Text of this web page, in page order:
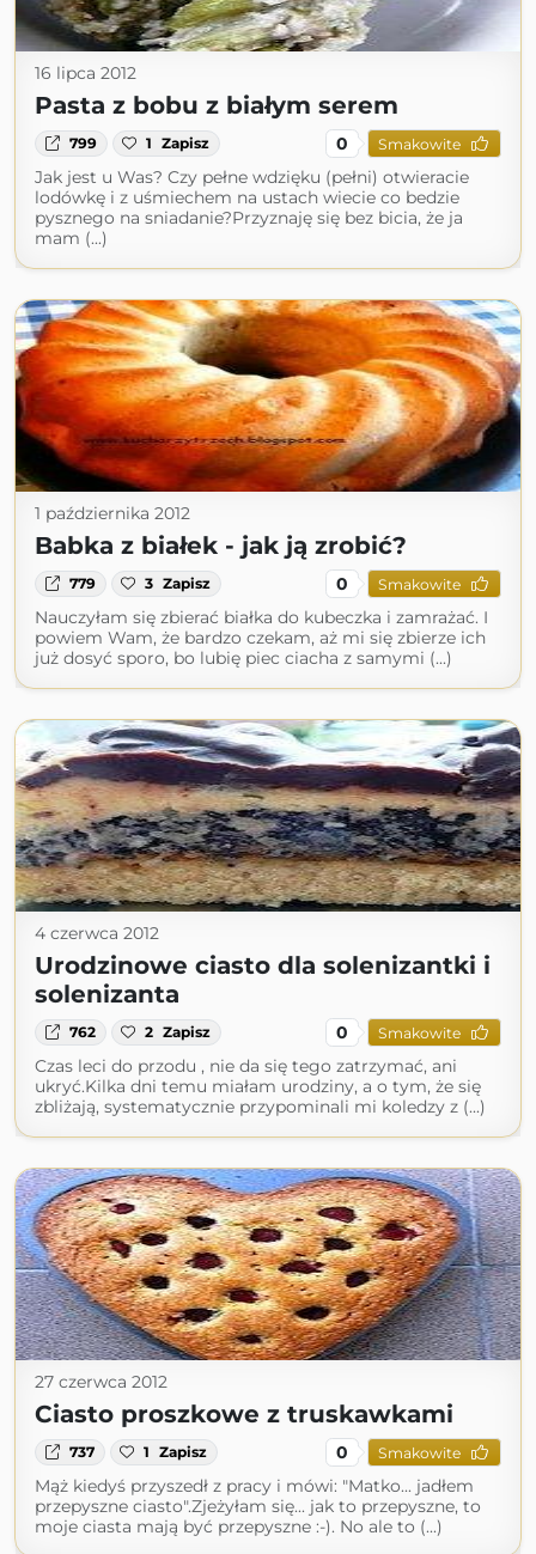
16 lipca 2012
Pasta z bobu z białym serem
799 1 Zapisz 0 Smakowite
Jak jest u Was? Czy pełne wdzięku (pełni) otwieracie
lodówkę i z uśmiechem na ustach wiecie co bedzie
pysznego na sniadanie?Przyznaję się bez bicia, że ja
mam (...)
1 października 2012
Babka z białek - jak ją zrobić?
779 3 Zapisz 0 Smakowite
Nauczyłam się zbierać białka do kubeczka i zamrażać. I
powiem Wam, że bardzo czekam, aż mi się zbierze ich
już dosyć sporo, bo lubię piec ciacha z samymi (...)
4 czerwca 2012
Urodzinowe ciasto dla solenizantki i
solenizanta
762 2 Zapisz 0 Smakowite
Czas leci do przodu , nie da się tego zatrzymać, ani
ukryć.Kilka dni temu miałam urodziny, a o tym, że się
zbliżają, systematycznie przypominali mi koledzy z (...)
27 czerwca 2012
Ciasto proszkowe z truskawkami
737 1 Zapisz 0 Smakowite
Mąż kiedyś przyszedł z pracy i mówi: "Matko... jadłem
przepyszne ciasto".Zjeżyłam się... jak to przepyszne, to
moje ciasta mają być przepyszne :-). No ale to (...)